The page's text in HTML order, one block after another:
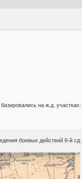
на ж.д.
боевых действий 6-й